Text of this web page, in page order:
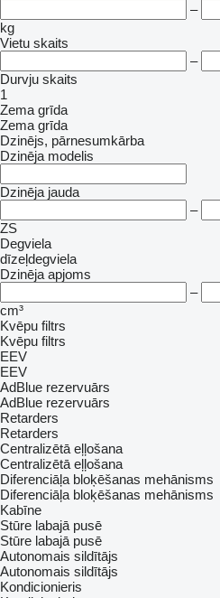
–
kg
Vietu skaits
–
Durvju skaits
1
Zema grīda
Zema grīda
Dzinējs, pārnesumkārba
Dzinēja modelis
Dzinēja jauda
–
ZS
Degviela
dīzeļdegviela
Dzinēja apjoms
–
cm³
Kvēpu filtrs
Kvēpu filtrs
EEV
EEV
AdBlue rezervuārs
AdBlue rezervuārs
Retarders
Retarders
Centralizētā eļļošana
Centralizētā eļļošana
Diferenciāļa bloķēšanas mehānisms
Diferenciāļa bloķēšanas mehānisms
Kabīne
Stūre labajā pusē
Stūre labajā pusē
Autonomais sildītājs
Autonomais sildītājs
Kondicionieris